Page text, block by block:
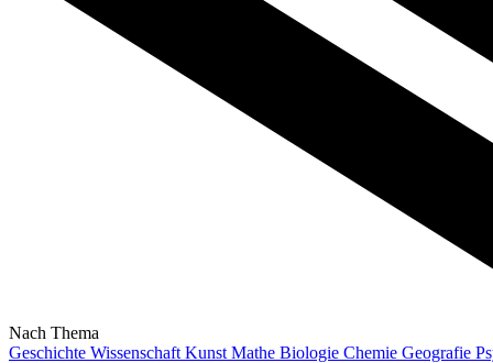
Nach Thema
Geschichte Wissenschaft Kunst Mathe Biologie Chemie Geografie